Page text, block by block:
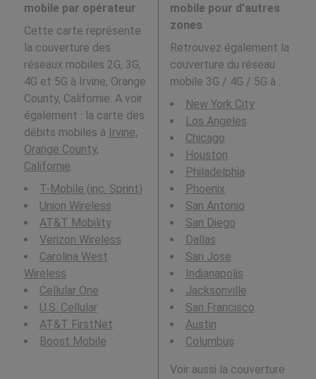
mobile par opérateur
Cette carte représente
la couverture des
réseaux mobiles 2G, 3G,
4G et 5G à Irvine, Orange
County, Californie. A voir
également : la carte des
débits mobiles à Irvine,
Orange County,
Californie.
T-Mobile (inc. Sprint)
Union Wireless
AT&T Mobility
Verizon Wireless
Carolina West
Wireless
Cellular One
U.S. Cellular
AT&T FirstNet
Boost Mobile
mobile pour d'autres
zones
Retrouvez également la
couverture du réseau
mobile 3G / 4G / 5G à :
New York City
Los Angeles
Chicago
Houston
Philadelphia
Phoenix
San Antonio
San Diego
Dallas
San Jose
Indianapolis
Jacksonville
San Francisco
Austin
Columbus
Voir aussi la couverture